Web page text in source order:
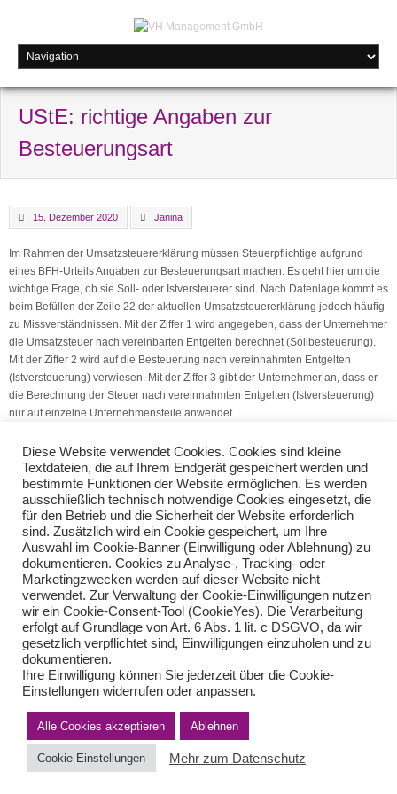
UStE: richtige Angaben zur
Besteuerungsart
15. Dezember 2020 Janina
Im Rahmen der Umsatzsteuererklärung müssen Steuerpflichtige aufgrund
eines BFH-Urteils Angaben zur Besteuerungsart machen. Es geht hier um die
wichtige Frage, ob sie Soll- oder Istversteuerer sind. Nach Datenlage kommt es
beim Befüllen der Zeile 22 der aktuellen Umsatzsteuererklärung jedoch häufig
zu Missverständnissen. Mit der Ziffer 1 wird angegeben, dass der Unternehmer
die Umsatzsteuer nach vereinbarten Entgelten berechnet (Sollbesteuerung).
Mit der Ziffer 2 wird auf die Besteuerung nach vereinnahmten Entgelten
(Istversteuerung) verwiesen. Mit der Ziffer 3 gibt der Unternehmer an, dass er
die Berechnung der Steuer nach vereinnahmten Entgelten (Istversteuerung)
nur auf einzelne Unternehmensteile anwendet.
(Quelle: V.S.H. Dienstleistungs GmbH)
UStE: richtige Angaben zur Besteuerungsart
Transportfahrer: Rentenversicherungspflicht
Teilen Sie diese Nachricht mit Ihren Freunden oder Kollegen
Impressum Haftungsausschluss
Datenschutzerklärung nach DSGVO
Kontakt
© von Herder Management GmbH 2024 I * § 6 Nr.4 StBerG
Diese Website verwendet Cookies. Cookies sind kleine
Textdateien, die auf Ihrem Endgerät gespeichert werden und
bestimmte Funktionen der Website ermöglichen. Es werden
ausschließlich technisch notwendige Cookies eingesetzt, die
für den Betrieb und die Sicherheit der Website erforderlich
sind. Zusätzlich wird ein Cookie gespeichert, um Ihre
Auswahl im Cookie-Banner (Einwilligung oder Ablehnung) zu
dokumentieren. Cookies zu Analyse-, Tracking- oder
Marketingzwecken werden auf dieser Website nicht
verwendet. Zur Verwaltung der Cookie-Einwilligungen nutzen
wir ein Cookie-Consent-Tool (CookieYes). Die Verarbeitung
erfolgt auf Grundlage von Art. 6 Abs. 1 lit. c DSGVO, da wir
gesetzlich verpflichtet sind, Einwilligungen einzuholen und zu
dokumentieren.
Ihre Einwilligung können Sie jederzeit über die Cookie-
Einstellungen widerrufen oder anpassen.
Alle Cookies akzeptieren Ablehnen
Cookie Einstellungen Mehr zum Datenschutz